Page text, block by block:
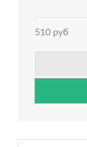
510 руб